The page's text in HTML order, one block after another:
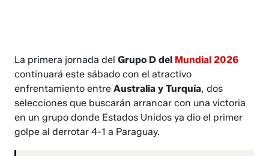
La primera jornada delGrupo D del Mundial 2026
continuará este sábado con el atractivo
enfrentamiento entreAustralia y Turquía, dos
selecciones que buscarán arrancar con una victoria
en un grupo donde Estados Unidos ya dio el primer
golpe al derrotar 4-1 a Paraguay.